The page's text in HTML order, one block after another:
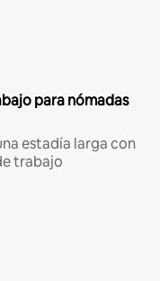
para nómadas
estadía larga con
trabajo